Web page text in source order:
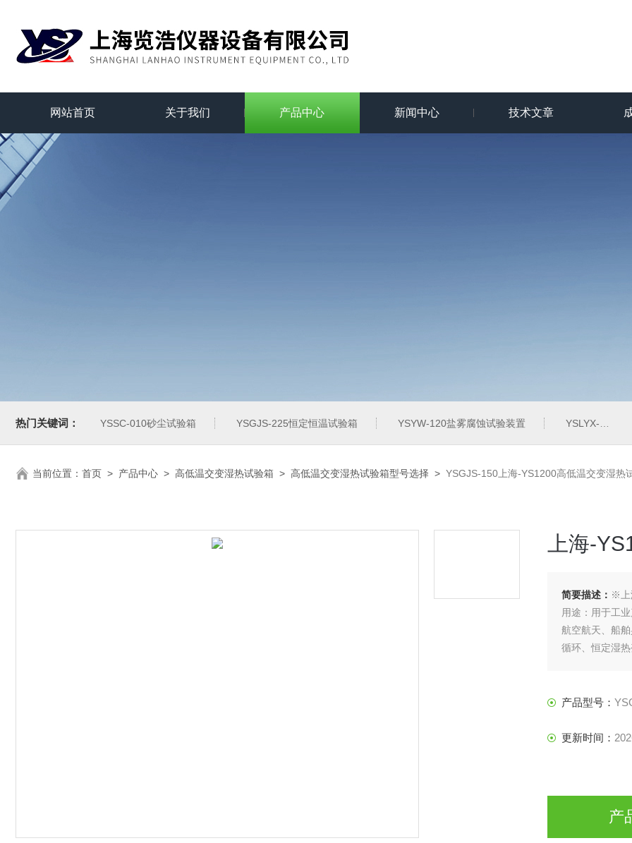
网站首页 关于我们 产品中心 新闻中心 技术文章
热门关键词： YSSC-010砂尘试验箱 YSGJS-225恒定恒温试验箱 YSYW-120盐雾腐蚀试验装置 YSLYX-010防水试验设备
当前位置： 首页 > 产品中心 > 高低温交变湿热试验箱 > 高低温交变湿热试验箱型号选择 > YSGJS-150上海-YS1200高低温交变湿热
上海-
简要描述： ※上
用途：用于工
航空航天、船
循环、恒定湿
产品型号：
更新时间：
产